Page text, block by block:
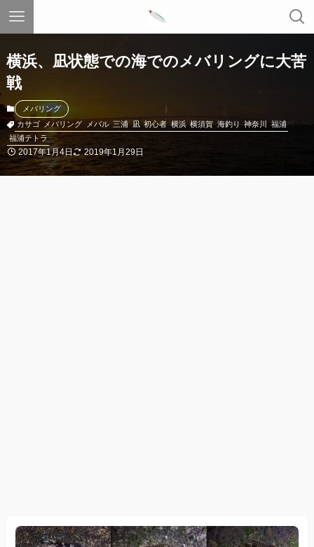
横浜、凪状態での海でのメバリングに大苦
戦
メバリング
カサゴ
メバリング メバル 三浦 凪 初心者 横浜 横須賀 海釣り 神奈川
福浦
福浦テトラ
2017年1月4日 2019年1月29日